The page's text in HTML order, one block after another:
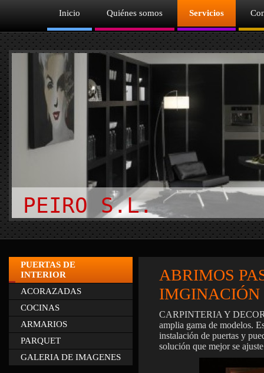
Inicio Quiénes somos Servicios
PEIRO S.L.
PUERTAS DE
INTERIOR
ACORAZADAS
COCINAS
ARMARIOS
PARQUET
GALERIA DE IMAGENES
ABRIMOS
IMGINACIÓN
CARPINTERIA Y
amplia gama de modelos.
instalación de puertas y
solución que mejor se